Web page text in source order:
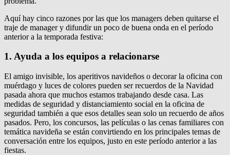
Aquí hay cinco razones por las que los managers deben quitarse el
traje de manager y difundir un poco de buena onda en el período
anterior a la temporada festiva:
1. Ayuda a los equipos a relacionarse
El amigo invisible, los aperitivos navideños o decorar la oficina con
muérdago y luces de colores pueden ser recuerdos de la Navidad
pasada ahora que muchos estamos trabajando desde casa. Las
medidas de seguridad y distanciamiento social en la oficina de
seguridad también a que esos detalles sean solo un recuerdo de años
pasados. Pero, los concursos, las películas o las cenas familiares con
temática navideña se están convirtiendo en los principales temas de
conversación entre los equipos, justo en este período anterior a las
fiestas.